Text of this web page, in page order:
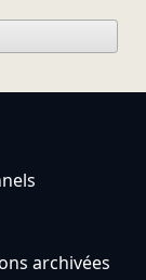
archivées